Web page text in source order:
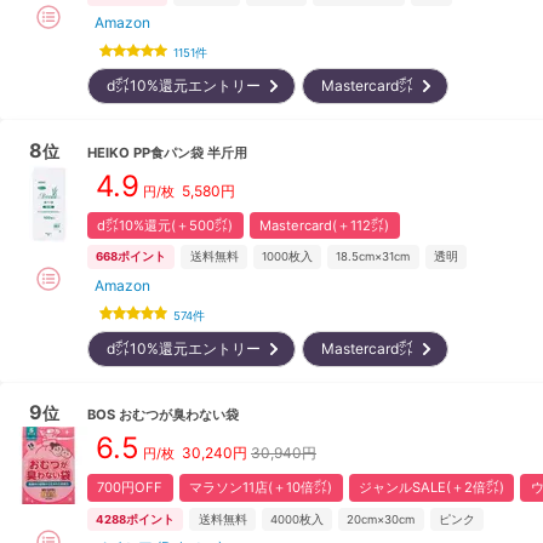
Amazon
1151件
d㌽10%還元エントリー Mastercard㌽
8位 HEIKO PP食パン袋 半斤用
4.9 円/枚 5,580円
d㌽10%還元(＋500㌽) Mastercard(＋112㌽)
668ポイント 送料無料 1000枚入 18.5cm×31cm 透明
Amazon
574件
d㌽10%還元エントリー Mastercard㌽
9位 BOS おむつが臭わない袋
6.5 円/枚 30,240円 30,940円
700円OFF マラソン11店(＋10倍㌽) ジャンルSALE(＋2倍㌽)
4288ポイント 送料無料 4000枚入 20cm×30cm ピンク